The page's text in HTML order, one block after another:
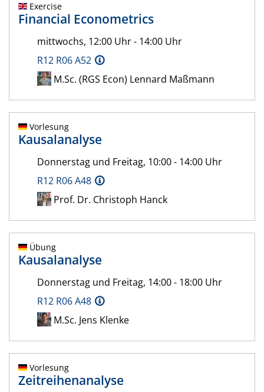
Exercise
Financial Econometrics
mittwochs, 12:00 Uhr - 14:00 Uhr
R12 R06 A52
M.Sc. (RGS Econ) Lennard Maßmann
Vorlesung
Kausalanalyse
Donnerstag und Freitag, 10:00 - 14:00 Uhr
R12 R06 A48
Prof. Dr. Christoph Hanck
Übung
Kausalanalyse
Donnerstag und Freitag, 14:00 - 18:00 Uhr
R12 R06 A48
M.Sc. Jens Klenke
Vorlesung
Zeitreihenanalyse